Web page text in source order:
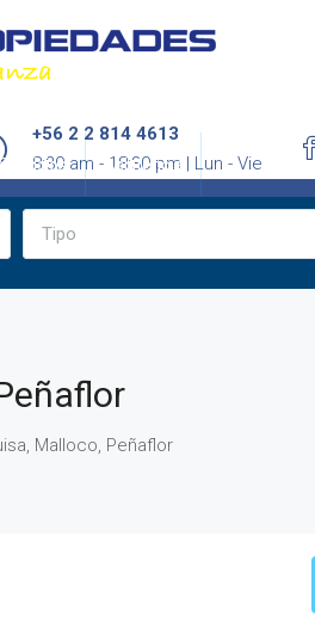
+56 2 2 814 4613
8:30 am - 18:30 pm | Lun - Vie
Servicios Asistencia
Tipo
Malloco, Peñaflor